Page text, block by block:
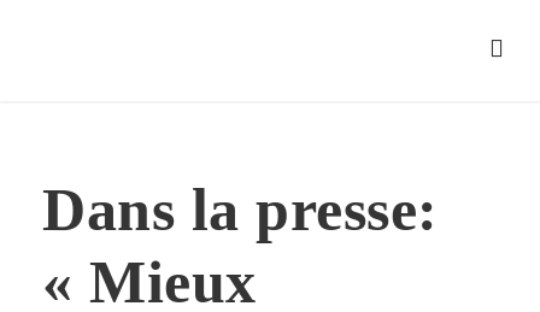
Dans la presse:
« Mieux